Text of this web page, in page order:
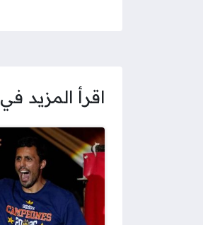
اقرأ المزيد في